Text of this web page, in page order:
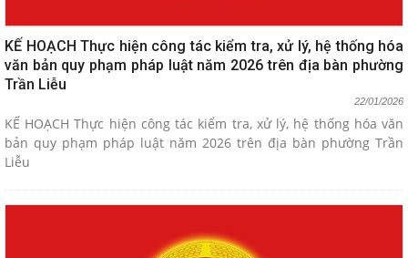
KẾ HOẠCH Thực hiện công tác kiểm tra, xử lý, hệ thống hóa
văn bản quy phạm pháp luật năm 2026 trên địa bàn phường
Trần Liễu
22/01/2026
KẾ HOẠCH Thực hiện công tác kiểm tra, xử lý, hệ thống hóa văn
bản quy phạm pháp luật năm 2026 trên địa bàn phường Trần
Liễu